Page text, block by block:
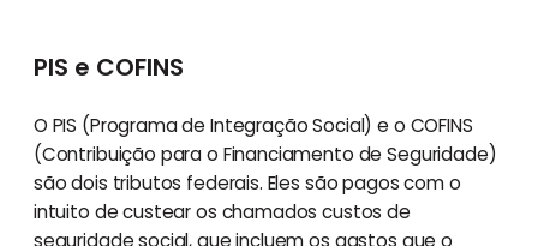
PIS e COFINS
O PIS (Programa de Integração Social) e o COFINS
(Contribuição para o Financiamento de Seguridade)
são dois tributos federais. Eles são pagos com o
intuito de custear os chamados custos de
seguridade social, que incluem os gastos que o